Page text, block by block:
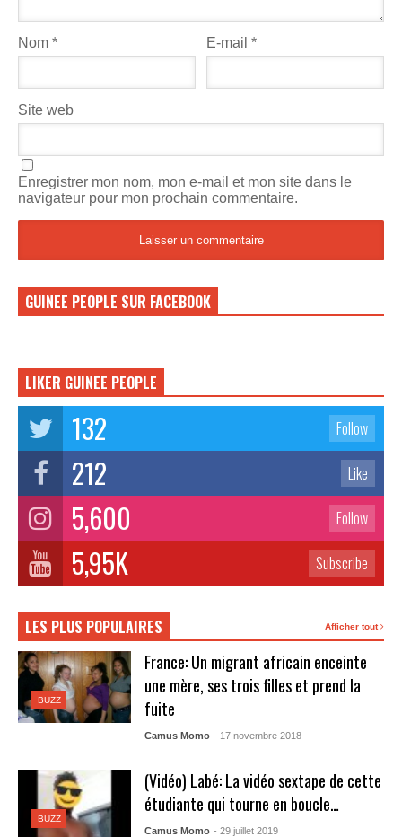
Nom * E-mail*
Site web
Enregistrer mon nom, mon e-mail et mon site dans le
navigateur pour mon prochain commentaire.
GUINEE PEOPLE SUR FACEBOOK
LIKER GUINEE PEOPLE
132 Follow
212 Like
5,600 Follow
5,95K Subscribe
LES PLUS POPULAIRES Afficher tout
BUZZ
France: Un migrant africain enceinte
une mère, ses trois filles et prend la
fuite
Camus Momo - 17 novembre 2018
BUZZ
(Vidéo) Labé: La vidéo sextape de cette
étudiante qui tourne en boucle…
Camus Momo - 29 juillet 2019